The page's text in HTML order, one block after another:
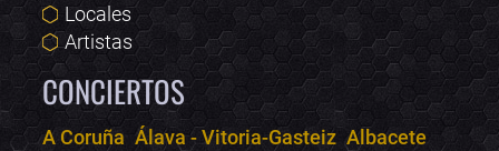
Locales
Artistas
CONCIERTOS
A Coruña Álava - Vitoria-Gasteiz Albacete